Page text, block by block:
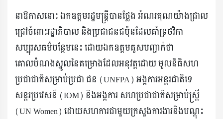
នាឱកាសនោះ ឯកឧត្ដមរដ្ឋមន្ត្រីបានថ្លែង អំណរគុណយ៉ាងជ្រាល
ជ្រៅចំពោះរដ្ឋាភិបាល និងប្រជាជនជប៉ុនដែលគាំទ្រថវិកា
សប្បុរសធម៌បន្ថែមនេះ ដោយឯកឧត្តមគូសបញ្ជាក់ថា
គោលបំណងស្នូលនៃគម្រោងដែលអនុវត្តដោយ មូលនិធិសហ
ប្រជាជាតិសម្រាប់ប្រជា ជន (UNFPA) អង្គការអន្តរជាតិទេ
សន្តរប្រវេសន៍ (IOM) និងអង្គការ សហប្រជាជាតិសម្រាប់ស្ត្រី
(UN Women) ដោយសហការជាមួយក្រសួងការងារនិងបណ្តុះ